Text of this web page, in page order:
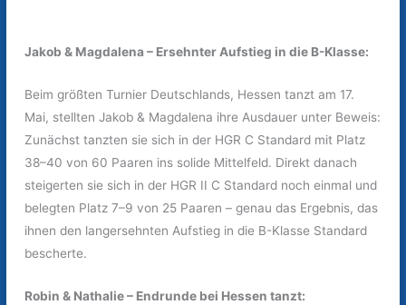
Jakob & Magdalena – Ersehnter Aufstieg in die B-Klasse:
Beim größten Turnier Deutschlands, Hessen tanzt am 17.
Mai, stellten Jakob & Magdalena ihre Ausdauer unter Beweis:
Zunächst tanzten sie sich in der HGR C Standard mit Platz
38–40 von 60 Paaren ins solide Mittelfeld. Direkt danach
steigerten sie sich in der HGR II C Standard noch einmal und
belegten Platz 7–9 von 25 Paaren – genau das Ergebnis, das
ihnen den langersehnten Aufstieg in die B-Klasse Standard
bescherte.
Robin & Nathalie – Endrunde bei Hessen tanzt: